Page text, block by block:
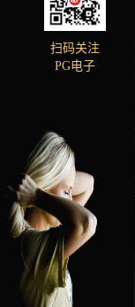
扫码关注
PG电子